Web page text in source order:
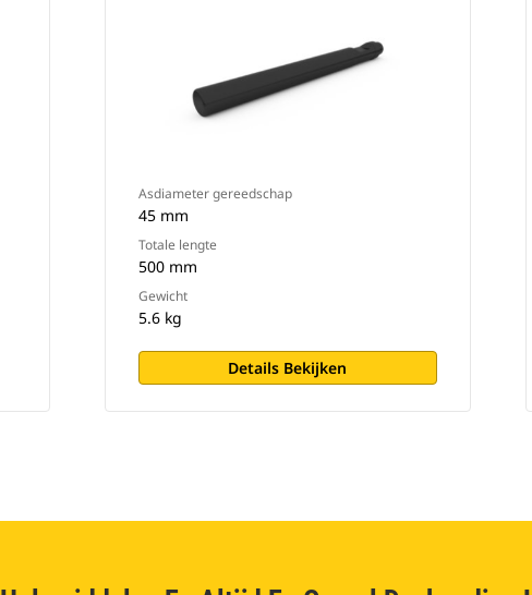
Asdiameter gereedschap
45 mm
Totale lengte
500 mm
Gewicht
5.6 kg
Details Bekijken